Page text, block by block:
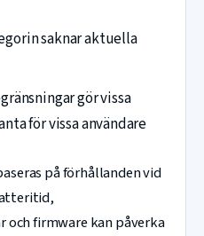
saknar aktuella
gör vissa
för vissa användare
på förhållanden vid
firmware kan påverka